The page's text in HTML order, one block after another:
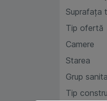
Suprafața
Tip ofertă
Camere
Starea
Grup
Tip